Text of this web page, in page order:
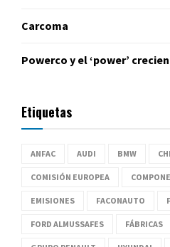
Carcoma
Powerco y el ‘power’
Etiquetas
ANFAC AUDI BMW
COMISIÓN EUROPEA
EMISIONES FACONAUTO
FORD ALMUSSAFES FÁBRICAS